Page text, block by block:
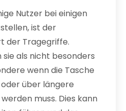
Nutzer bei einigen
ist der
der Tragegriffe.
als nicht besonders
wenn die Tasche
über längere
muss. Dies kann